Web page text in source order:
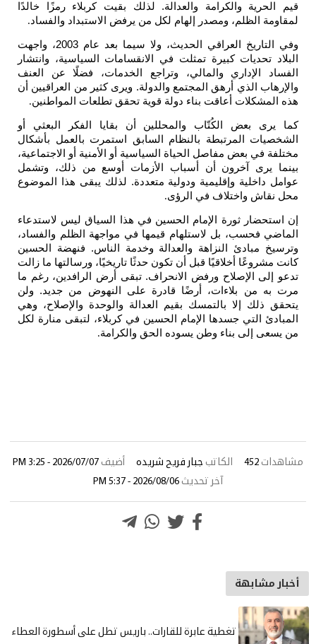
قيم الحرية والكرامة والعدالة. لذلك بقيت كربلاء رمزًا خالدًا
لمقاومة الظلم، ومصدر إلهام لكل من يرفض الاستبداد والفساد.
وفي التاريخ العراقي الحديث، ولا سيما بعد عام 2003، واجهت
البلاد تحديات كبيرة تمثلت في الانقسامات السياسية، وانتشار
الفساد الإداري والمالي، وتراجع الخدمات، فضلًا عن العنف
والإرهاب الذي أرهق المجتمع والدولة. ويرى كثير من العراقيين أن
هذه المشكلات أعاقت بناء دولة قوية تحقق تطلعات المواطنين.
كما يرى بعض الكُتّاب والمحللين أن بقايا الفكر البعثي أو
الشخصيات المرتبطة بالنظام السابق استمرت بالعمل بأشكال
مختلفة في بعض مفاصل الحياة السياسية أو الأمنية أو الاجتماعية،
بينما يرى آخرون أن أسباب الأزمات أوسع من ذلك، وتشمل
عوامل داخلية وإقليمية ودولية متعددة. لذلك يبقى هذا الموضوع
محل نقاش واختلاف في الرؤى.
إن استحضار ثورة الإمام الحسين في هذا السياق ليس لاستدعاء
الماضي فحسب، بل لاستلهام قيمها في مواجهة الظلم والفساد،
وترسيخ مبادئ النزاهة والعدالة وخدمة الناس. فنهضة الحسين
كانت مشروعًا أخلاقيًا قبل أن تكون حدثًا تاريخيًا، ورسالتها ما زالت
تدعو إلى الإصلاح ورفض الانحراف. تبقى أرض الرافدين، رغم ما
مرت به من بلاءات، أرضًا قادرة على النهوض من جديد. ولن
يتحقق ذلك إلا بالتمسك بقيم العدالة والوحدة والإصلاح، وهي
المبادئ التي جسدها الإمام الحسين في كربلاء، لتبقى منارة لكل
من يسعى إلى بناء وطن يسوده الحق والكرامة.
مشاهدات 452 الكاتب جبار فريح شريده أضيف 2026/07/07 - 3:25 PM
آخر تحديث 2026/08/06 - 5:37 PM
أخبار مشابهة
تغطية عابرة للقارات.. باريس تطل على أسطورة العطاء